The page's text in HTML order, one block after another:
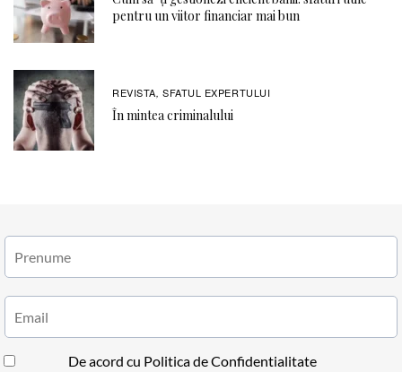
pentru un viitor financiar mai bun
REVISTA, SFATUL EXPERTULUI
În mintea criminalului